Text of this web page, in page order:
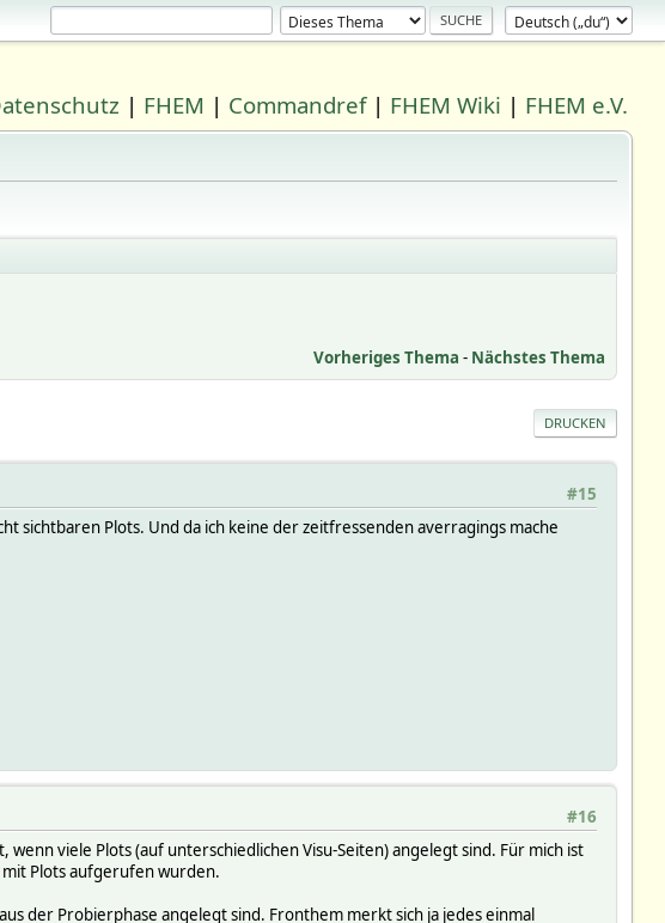
| FHEM | Commandref| FHEM Wiki | FHEM e.V.
Vorheriges Thema - Nächstes Thema
DRUCKEN
#15
sichtbaren Plots. Und da ich keine der zeitfressenden averragings mache
#16
viele Plots (auf unterschiedlichen Visu-Seiten) angelegt sind. Für mich ist
Plots aufgerufen wurden.
der Probierphase angelegt sind. Fronthem merkt sich ja jedes einmal